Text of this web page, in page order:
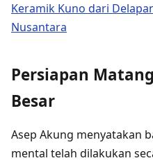
Keramik Kuno dari
Nusantara
Persiapan
Besar
Asep Akung menyatakan
mental telah dilakukan